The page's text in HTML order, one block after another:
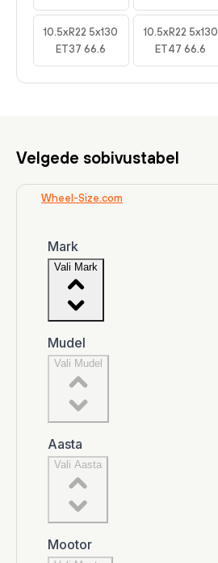
10.5xR22 5x130
ET37 66.6
10.5xR22 5x130
ET47 66.6
Velgede sobivustabel
Wheel-Size.com